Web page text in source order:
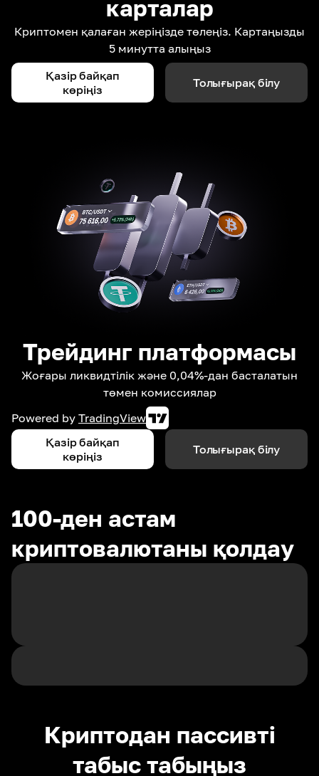
карталар
Криптомен қалаған жеріңізде төлеңіз. Картаңызды
5 минутта алыңыз
Қазір байқап
көріңіз
Толығырақ білу
Трейдинг платформасы
Жоғары ликвидтілік және 0,04%-дан басталатын
төмен комиссиялар
Powered by TradingView
Қазір байқап
көріңіз
Толығырақ білу
100-ден астам
криптовалютаны қолдау
Криптодан пассивті
табыс табыңыз